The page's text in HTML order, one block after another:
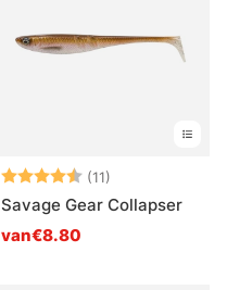
Beoordeling:
(11)
Savage Gear Collapser
van€8.80